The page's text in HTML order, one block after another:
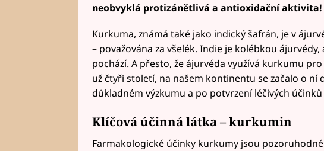
neobvyklá protizánětlivá a antioxidační aktivita!
Kurkuma, známá také jako indický šafrán, je v
– považována za všelék. Indie je kolébkou
pochází. A přesto, že ájurvéda využívá kurkumu
už čtyři století, na našem kontinentu se začalo o ní
důkladném výzkumu a po potvrzení léčivých
Klíčová účinná látka – kurkumin
Farmakologické účinky kurkumy jsou